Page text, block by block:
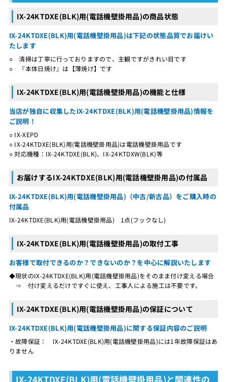
IX-24KTDXE(BLK)用(電話機壁掛用品)の商品状態
IX-24KTDXE(BLK)用(電話機壁掛用品)は下記の状態品質でお届けい
たします
○ 清掃は丁寧に行っておりますので、主観ですがきれい目です
○ 『本体日焼け』は【薄焼け】です
IX-24KTDXE(BLK)用(電話機壁掛用品)の機能と仕様
当店が独自に収集したIX-24KTDXE(BLK)用(電話機壁掛用品)情報を
ご説明！
○ IX-XEPD
○ IX-24KTDXE(BLK)用(電話機壁掛用品)は電話機壁掛用品です
○ 対応機種：IX-24KTDXE(BLK)、IX-24KTDXW(BLK)等
お届けするIX-24KTDXE(BLK)用(電話機壁掛用品)の付属品
IX-24KTDXE(BLK)用(電話機壁掛用品)（中古/新古品）をご購入時の
付属品
IX-24KTDXE(BLK)用(電話機壁掛用品) 1点(フックなし)
IX-24KTDXE(BLK)用(電話機壁掛用品)の取付工事
お客様で取付できるのか？できないのか？を中心に解説いたします
◆現状のIX-24KTDXE(BLK)用(電話機壁掛用品)をそのまま付け変える場合
⇒ 付け変えるだけですぐに使え、工事人による施工は不要です。
IX-24KTDXE(BLK)用(電話機壁掛用品)の保証について
IX-24KTDXE(BLK)用(電話機壁掛用品)に関する保証内容のご説明
・故障保証： IX-24KTDXE(BLK)用(電話機壁掛用品)には1年故障保証はあ
りません
IX-24KTDXE(BLK)用(電話機壁掛用品)と関連性の